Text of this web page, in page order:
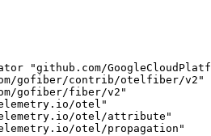
"github.com/
gofiber/contrib/otelfiber/v2"
gofiber/fiber/v2"
otel"
otel/attribute"
otel/propagation"